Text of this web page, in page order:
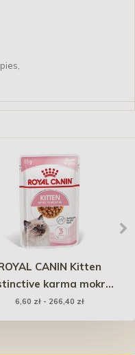
CANIN Kitten
karma mokra
sosie dla kociąt do 12
miesiąca życia
6,60 zł - 266,40 zł